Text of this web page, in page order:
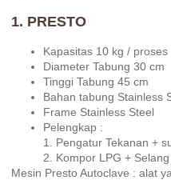
1. PRESTO
Kapasitas 10 kg / proses
Diameter Tabung 30 cm
Tinggi Tabung 45 cm
Bahan tabung Stainless
Frame Stainless Steel
Pelengkap :
1. Pengatur Tekanan +
2. Kompor LPG +
Mesin Presto Autoclave : alat